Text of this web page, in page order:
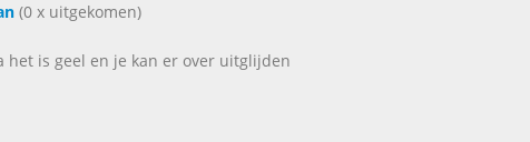
(0 x uitgekomen)
het is geel en je kan er over uitglijden